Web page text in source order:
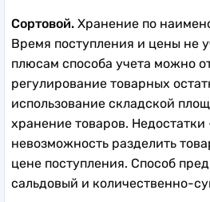
Сортовой. Хранение по
Время поступления и цены не
плюсам способа учета можно
регулирование товарных
использование складской
хранение товаров. Недостатки
невозможность разделить
цене поступления. Способ
сальдовый и количественно-